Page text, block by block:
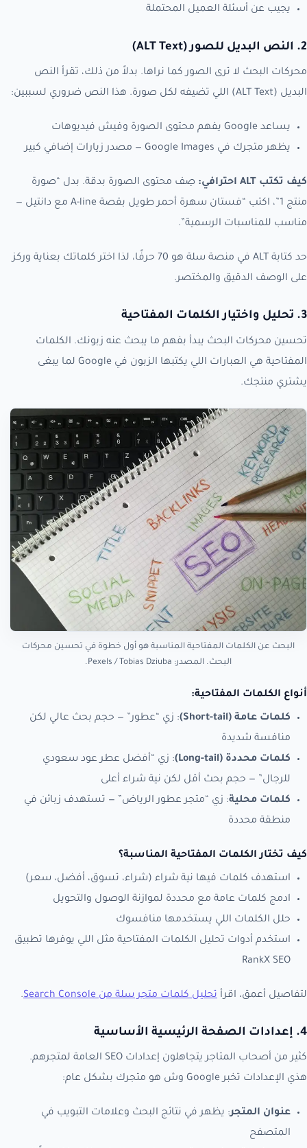
يجيب عن أسئلة العميل المحتملة
2. النص البديل للصور (ALT Text)
محركات البحث لا ترى الصور كما نراها. بدلاً من ذلك، تقرأ النص
البديل (ALT Text) اللي تضيفه لكل صورة. هذا النص ضروري لسببين:
يساعد Google يفهم محتوى الصورة وفيش فيديوهات
يظهر متجرك في Google Images — مصدر زيارات إضافي كبير
كيف تكتب ALT احترافي:
صِف محتوى الصورة بدقة. بدل “صورة
منتج 1”، اكتب “فستان سهرة أحمر طويل بقصة A-line مع دانتيل —
مناسب للمناسبات الرسمية”.
حد كتابة ALT في منصة سلة هو 70 حرفًا، لذا اختر كلماتك بعناية وركز
على الوصف الدقيق والمختصر.
3. تحليل واختيار الكلمات المفتاحية
تحسين محركات البحث يبدأ بفهم ما يبحث عنه زبونك. الكلمات
المفتاحية هي العبارات اللي يكتبها الزبون في Google لما يبغى
يشتري منتجك.
البحث عن الكلمات المفتاحية المناسبة هو أول خطوة في تحسين محركات
البحث. المصدر: Pexels / Tobias Dziuba.
أنواع الكلمات المفتاحية:
كلمات عامة (Short-tail)
: زي “عطور” — حجم بحث عالي لكن
منافسة شديدة
كلمات محددة (Long-tail)
: زي “أفضل عطر عود سعودي
للرجال” — حجم بحث أقل لكن نية شراء أعلى
كلمات محلية: زي “متجر عطور الرياض” — تستهدف زبائن في
منطقة محددة
كيف تختار الكلمات المفتاحية المناسبة؟
استهدف كلمات فيها نية شراء (شراء، تسوق، أفضل، سعر)
ادمج كلمات عامة مع محددة لموازنة الوصول والتحويل
حلل الكلمات اللي يستخدمها منافسوك
استخدم أدوات تحليل الكلمات المفتاحية مثل اللي يوفرها تطبيق
RankX SEO
لتفاصيل أعمق، اقرأ تحليل كلمات متجر سلة من Search Console .
4. إعدادات الصفحة الرئيسية الأساسية
كثير من أصحاب المتاجر يتجاهلون إعدادات SEO العامة لمتجرهم.
هذي الإعدادات تخبر Google وش هو متجرك بشكل عام:
عنوان المتجر: يظهر في نتائج البحث وعلامات التبويب في
المتصفح